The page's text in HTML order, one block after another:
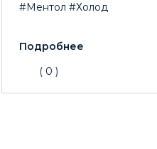
#Ментол #Холод
( 0 )